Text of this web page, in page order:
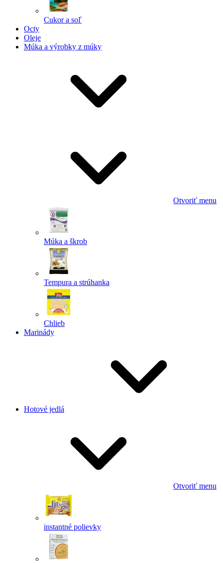
Cukor a soľ
Octy
Oleje
Múka a výrobky z múky
Otvoriť menu
Múka a škrob
Tempura a strúhanka
Chlieb
Marinády
Hotové jedlá
Otvoriť menu
instantné polievky
Powered by chaterimo